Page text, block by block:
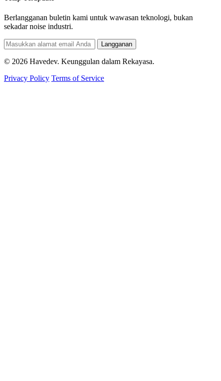
Berlangganan buletin kami untuk wawasan teknologi, bukan
sekadar noise industri.
Langganan
© 2026 Havedev. Keunggulan dalam Rekayasa.
Privacy Policy Terms of Service